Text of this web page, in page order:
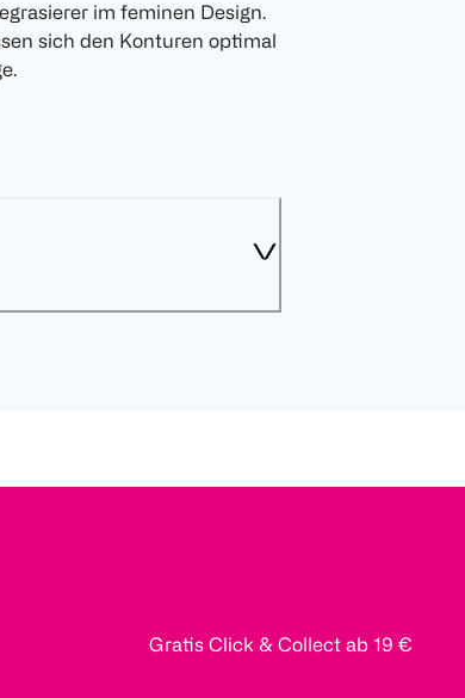
im feminen Design.
sich den Konturen optimal
Gratis Click & Collect ab 19 €